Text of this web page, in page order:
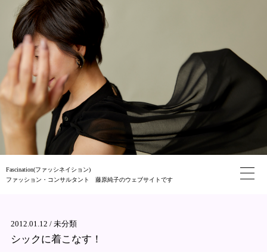
Fascination(ファッシネイション)
ファッション・コンサルタント 藤原純子のウェブサイトです
2012.01.12 / 未分類
シックに着こなす！